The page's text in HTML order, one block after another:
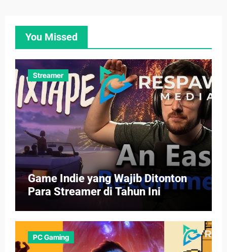
You Missed
Streamer
Game Indie yang Wajib Ditonton
Para Streamer di Tahun Ini
PC Gaming